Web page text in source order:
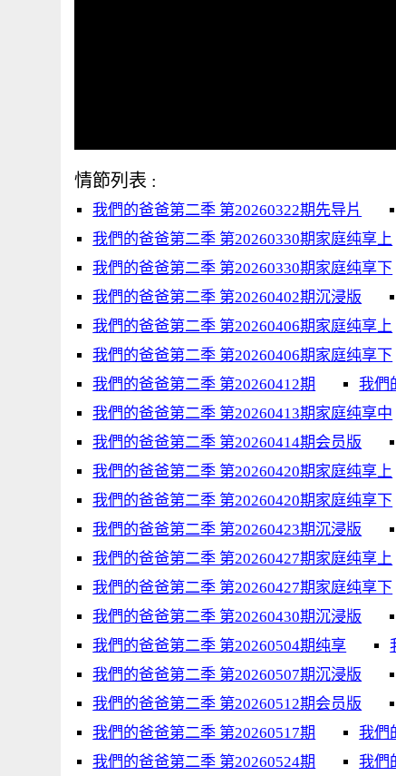
情節列表 :
我們的爸爸第二季 第20260322期先导片
我們的爸爸第二季 第20260330期家庭纯享上
我們的爸爸第二季 第20260330期家庭纯享下
我們的爸爸第二季 第20260402期沉浸版
我們的爸爸第二季 第20260406期家庭纯享上
我們的爸爸第二季 第20260406期家庭纯享下
我們的爸爸第二季 第20260412期
我們
我們的爸爸第二季 第20260413期家庭纯享中
我們的爸爸第二季 第20260414期会员版
我們的爸爸第二季 第20260420期家庭纯享上
我們的爸爸第二季 第20260420期家庭纯享下
我們的爸爸第二季 第20260423期沉浸版
我們的爸爸第二季 第20260427期家庭纯享上
我們的爸爸第二季 第20260427期家庭纯享下
我們的爸爸第二季 第20260430期沉浸版
我們的爸爸第二季 第20260504期纯享
我們的爸爸第二季 第20260507期沉浸版
我們的爸爸第二季 第20260512期会员版
我們的爸爸第二季 第20260517期
我們
我們的爸爸第二季 第20260524期
我們